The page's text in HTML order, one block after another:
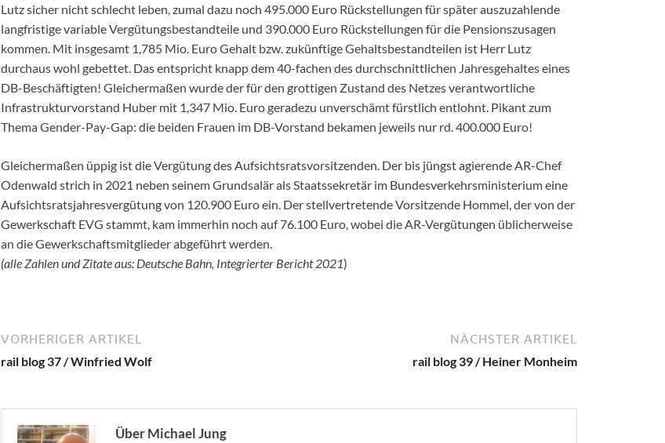
Lutz sicher nicht schlecht leben, zumal dazu noch 495.000 Euro Rückstellungen für später auszuzahlende
langfristige variable Vergütungsbestandteile und 390.000 Euro Rückstellungen für die Pensionszusagen
kommen. Mit insgesamt 1,785 Mio. Euro Gehalt bzw. zukünftige Gehaltsbestandteilen ist Herr Lutz
durchaus wohl gebettet. Das entspricht knapp dem 40-fachen des durchschnittlichen Jahresgehaltes eines
DB-Beschäftigten! Gleichermaßen wurde der für den grottigen Zustand des Netzes verantwortliche
Infrastrukturvorstand Huber mit 1,347 Mio. Euro geradezu unverschämt fürstlich entlohnt. Pikant zum
Thema Gender-Pay-Gap: die beiden Frauen im DB-Vorstand bekamen jeweils nur rd. 400.000 Euro!
Gleichermaßen üppig ist die Vergütung des Aufsichtsratsvorsitzenden. Der bis jüngst agierende AR-Chef
Odenwald strich in 2021 neben seinem Grundsalär als Staatssekretär im Bundesverkehrsministerium eine
Aufsichtsratsjahresvergütung von 120.900 Euro ein. Der stellvertretende Vorsitzende Hommel, der von der
Gewerkschaft EVG stammt, kam immerhin noch auf 76.100 Euro, wobei die AR-Vergütungen üblicherweise
an die Gewerkschaftsmitglieder abgeführt werden.
(alle Zahlen und Zitate aus: Deutsche Bahn, Integrierter Bericht 2021)
VORHERIGER ARTIKEL
rail blog 37 / Winfried Wolf
NÄCHSTER ARTIKEL
rail blog 39 / Heiner Monheim
Über Michael Jung